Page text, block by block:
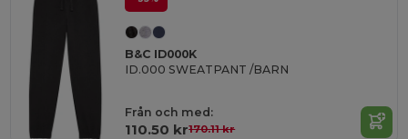
B&C ID000K
ID.000 SWEATPANT /BARN
Från och med:
110.50 kr170.11 kr